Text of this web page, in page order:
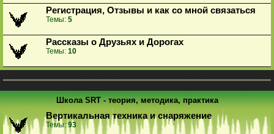
Регистрация, Отзывы и как со мной связаться
Темы: 5
Рассказы о Друзьях и Дорогах
Темы: 10
Школа SRT - теория, методика, практика
Вертикальная техника и снаряжение
Темы:93